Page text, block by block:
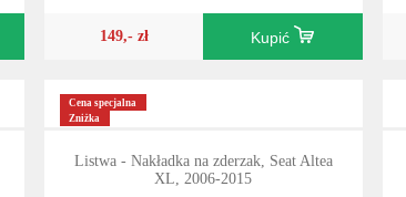
149,- zł Kupić
Cena specjalna
Zniżka
Listwa - Nakładka na zderzak, Seat Altea
XL, 2006-2015